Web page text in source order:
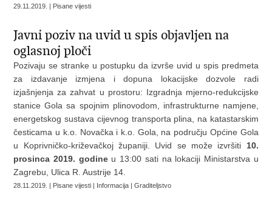
29.11.2019. | Pisane vijesti
Javni poziv na uvid u spis objavljen na
oglasnoj ploči
Pozivaju se stranke u postupku da izvrše uvid u spis predmeta
za izdavanje izmjena i dopuna lokacijske dozvole radi
izjašnjenja za zahvat u prostoru: Izgradnja mjerno-redukcijske
stanice Gola sa spojnim plinovodom, infrastrukturne namjene,
energetskog sustava cijevnog transporta plina, na katastarskim
česticama u k.o. Novačka i k.o. Gola, na području Općine Gola
u Koprivničko-križevačkoj županiji. Uvid se može izvršiti 10.
prosinca 2019. godine u 13:00 sati na lokaciji Ministarstva u
Zagrebu, Ulica R. Austrije 14.
28.11.2019. | Pisane vijesti | Informacija | Graditeljstvo